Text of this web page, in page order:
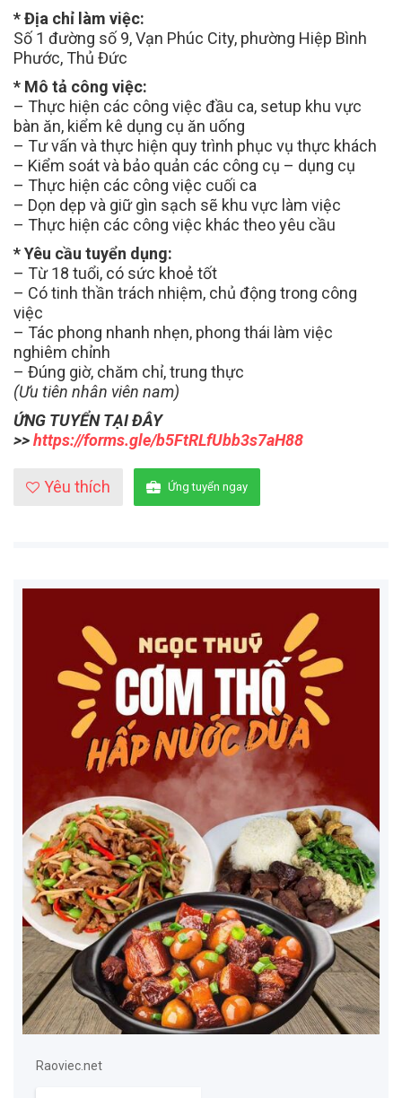
* Địa chỉ làm việc:
Số 1 đường số 9, Vạn Phúc City, phường Hiệp Bình
Phước, Thủ Đức
* Mô tả công việc:
– Thực hiện các công việc đầu ca, setup khu vực
bàn ăn, kiểm kê dụng cụ ăn uống
– Tư vấn và thực hiện quy trình phục vụ thực khách
– Kiểm soát và bảo quản các công cụ – dụng cụ
– Thực hiện các công việc cuối ca
– Dọn dẹp và giữ gìn sạch sẽ khu vực làm việc
– Thực hiện các công việc khác theo yêu cầu
* Yêu cầu tuyển dụng:
– Từ 18 tuổi, có sức khoẻ tốt
– Có tinh thần trách nhiệm, chủ động trong công
việc
– Tác phong nhanh nhẹn, phong thái làm việc
nghiêm chỉnh
– Đúng giờ, chăm chỉ, trung thực
(Ưu tiên nhân viên nam)
ỨNG TUYỂN TẠI ĐÂY
>>https://forms.gle/b5FtRLfUbb3s7aH88
Yêu thích Ứng tuyển ngay
Raoviec.net